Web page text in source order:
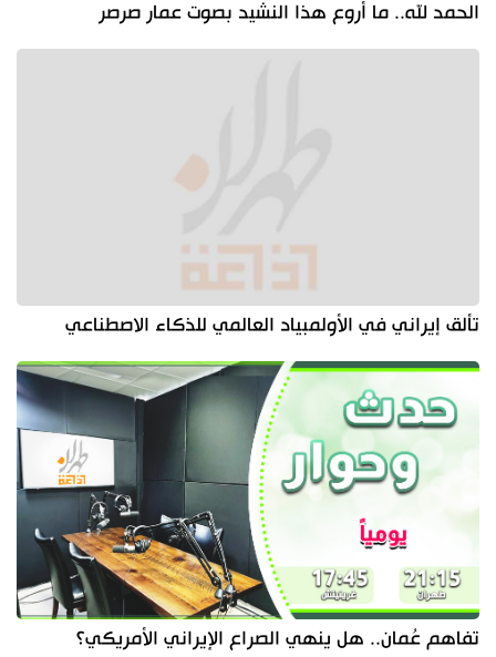
الحمد لله.. ما أروع هذا النشيد بصوت عمار صرصر
تألق إيراني في الأولمبياد العالمي للذكاء الاصطناعي
تفاهم عُمان.. هل ينهي الصراع الإيراني الأمريكي؟